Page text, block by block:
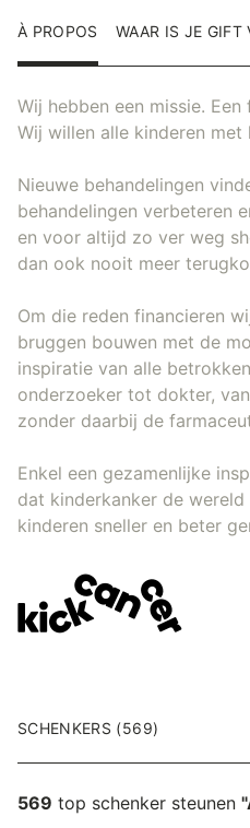
À PROPOS WAAR IS JE GIFT
Wij hebben een missie.
Wij willen alle kinderen met
Nieuwe behandelingen
behandelingen verbeteren
en voor altijd zo ver weg
dan ook nooit meer
Om die reden financieren
bruggen bouwen met de
inspiratie van alle
onderzoeker tot dokter,
zonder daarbij de
Enkel een gezamenlijke
dat kinderkanker de
kinderen sneller en beter
SCHENKERS (569)
569 top schenker steunen